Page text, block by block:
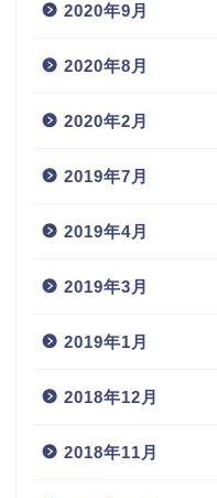
2020年9月
2020年8月
2020年2月
2019年7月
2019年4月
2019年3月
2019年1月
2018年12月
2018年11月